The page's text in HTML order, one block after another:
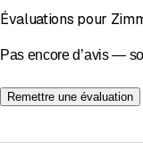
Évaluations pour
Pas encore d’avis —
Remettre une évaluation